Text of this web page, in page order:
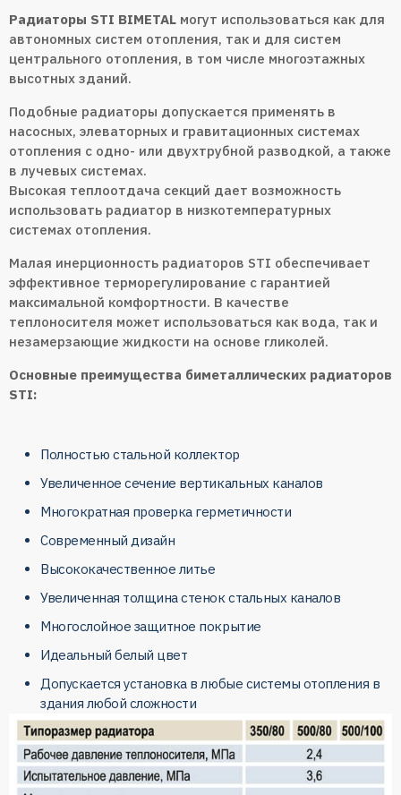
Радиаторы STI BIMETAL могут использоваться как для
автономных систем отопления, так и для систем
центрального отопления, в том числе многоэтажных
высотных зданий.
Подобные радиаторы допускается применять в
насосных, элеваторных и гравитационных системах
отопления с одно- или двухтрубной разводкой, а также
в лучевых системах.
Высокая теплоотдача секций дает возможность
использовать радиатор в низкотемпературных
системах отопления.
Малая инерционность радиаторов STI обеспечивает
эффективное терморегулирование с гарантией
максимальной комфортности. В качестве
теплоносителя может использоваться как вода, так и
незамерзающие жидкости на основе гликолей.
Основные преимущества биметаллических радиаторов
STI:
Полностью стальной коллектор
Увеличенное сечение вертикальных каналов
Многократная проверка герметичности
Современный дизайн
Высококачественное литье
Увеличенная толщина стенок стальных каналов
Многослойное защитное покрытие
Идеальный белый цвет
Допускается установка в любые системы отопления в
здания любой сложности